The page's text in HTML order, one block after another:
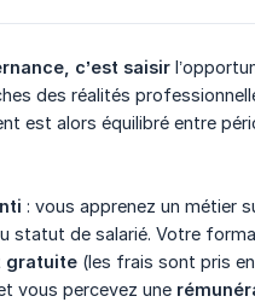
c’est saisir
des réalités
est alors équilibré entre
: vous apprenez un métier
statut de salarié. Votre
gratuite (les frais sont pris
vous percevez une